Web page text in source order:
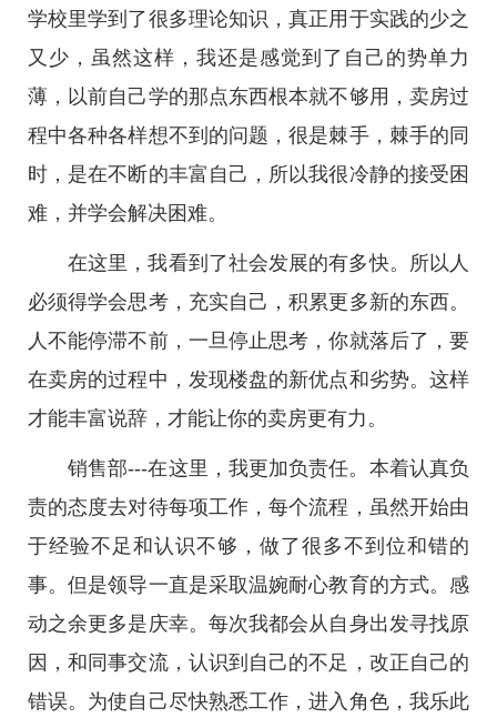
学校里学到了很多理论知识，真正用于实践的少之
又少，虽然这样，我还是感觉到了自己的势单力
薄，以前自己学的那点东西根本就不够用，卖房过
程中各种各样想不到的问题，很是棘手，棘手的同
时，是在不断的丰富自己，所以我很冷静的接受困
难，并学会解决困难。
在这里，我看到了社会发展的有多快。所以人
必须得学会思考，充实自己，积累更多新的东西。
人不能停滞不前，一旦停止思考，你就落后了，要
在卖房的过程中，发现楼盘的新优点和劣势。这样
才能丰富说辞，才能让你的卖房更有力。
销售部---在这里，我更加负责任。本着认真负
责的态度去对待每项工作，每个流程，虽然开始由
于经验不足和认识不够，做了很多不到位和错的
事。但是领导一直是采取温婉耐心教育的方式。感
动之余更多是庆幸。每次我都会从自身出发寻找原
因，和同事交流，认识到自己的不足，改正自己的
错误。为使自己尽快熟悉工作，进入角色，我乐此